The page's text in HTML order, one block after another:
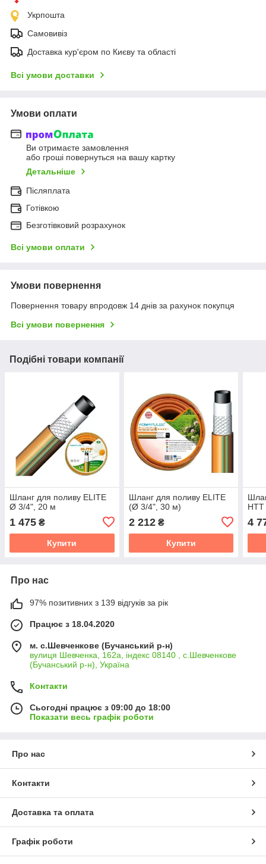
Укрпошта
Самовивіз
Доставка кур'єром по Києву та області
Всі умови доставки
Умови оплати
Ви отримаєте замовлення
або гроші повернуться на вашу картку
Детальніше
Післяплата
Готівкою
Безготівковий розрахунок
Всі умови оплати
Умови повернення
Повернення товару впродовж 14 днів за рахунок покупця
Всі умови повернення
Подібні товари компанії
Шланг для поливу ELITE
Ø 3/4", 20 м
1 475 ₴
Купити
Шланг для поливу ELITE
(Ø 3/4", 30 м)
2 212₴
Купити
4
Про нас
97% позитивних з 139 відгуків за рік
Працює з 18.04.2020
м. с.Шевченкове (Бучанський р-н)
вулиця Шевченка, 162а, індекс 08140 , с.Шевченкове
(Бучанський р-н), Україна
Контакти
Сьогодні працює з 09:00 до 18:00
Показати весь графік роботи
Про нас
Контакти
Доставка та оплата
Графік роботи